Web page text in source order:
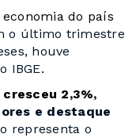
do país
o último trimestre
houve
IBGE.
2,3%,
e destaque
representa o